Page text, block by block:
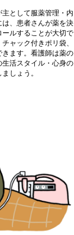
として服薬管理・内
、患者さんが薬を決
ルすることが大切で
ャック付きポリ袋、
ます。看護師は薬の
活スタイル・心身の
しょう。